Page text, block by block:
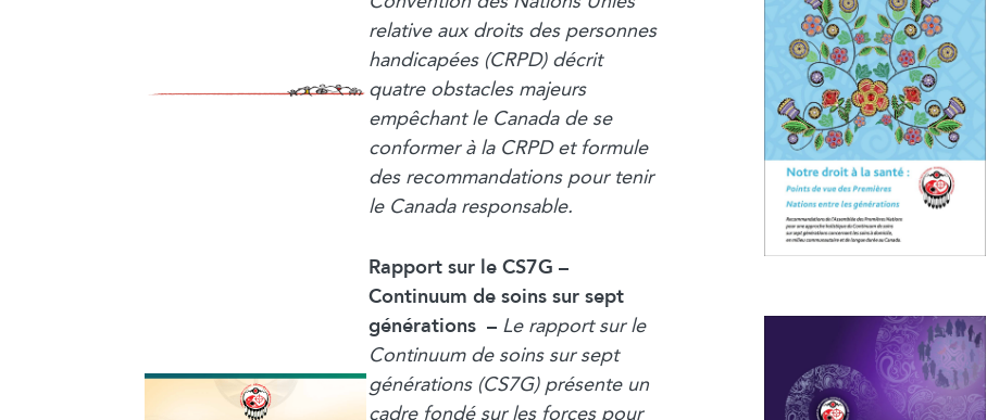
relative aux droits des personnes
handicapées (CRPD) décrit
quatre obstacles majeurs
empêchant le Canada de se
conformer à la CRPD et formule
des recommandations pour tenir
le Canada responsable.
Rapport sur le CS7G –
Continuum de soins sur sept
générations – Le rapport sur le
Continuum de soins sur sept
générations (CS7G) présente un
cadre fondé sur les forces pour